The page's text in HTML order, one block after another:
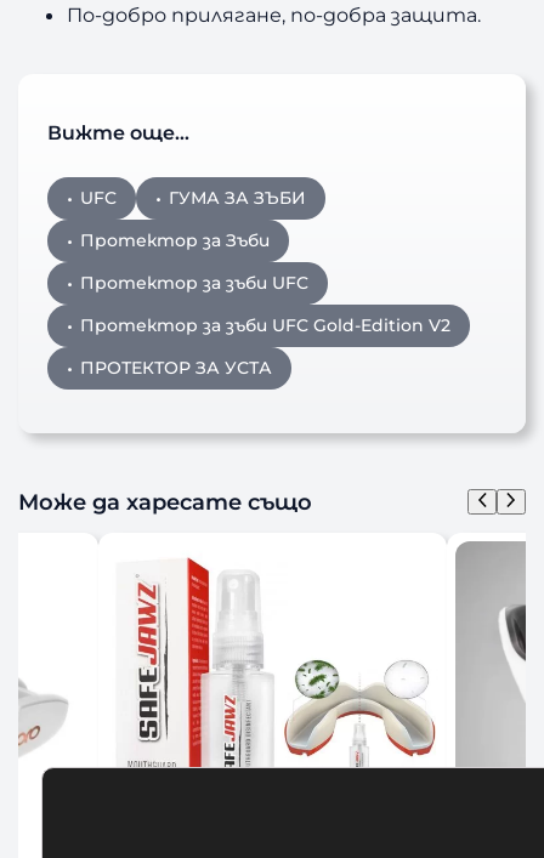
По-добро прилягане, по-добра защита.
Вижте още…
UFC
ГУМА ЗА ЗЪБИ
Протектор за Зъби
Протектор за зъби UFC
Протектор за зъби UFC Gold-Edition V2
ПРОТЕКТОР ЗА УСТА
Може да харесате също